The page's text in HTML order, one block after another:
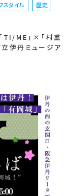
スタイル 歴史
ME」×「村重
立伊丹ミュージア